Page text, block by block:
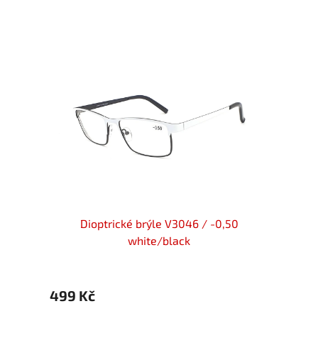
Dioptrické brýle V3046 / -0,50
white/black
499 Kč